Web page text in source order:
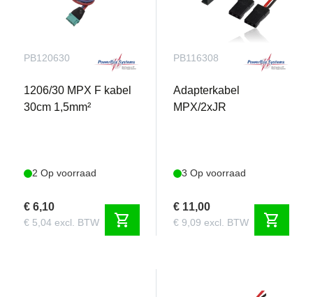
PB120630
1206/30 MPX F kabel
30cm 1,5mm²
2 Op voorraad
€ 6,10
€ 5,04 excl. BTW shopping_cart
PB116308
Adapterkabel
MPX/2xJR
3 Op voorraad
€ 11,00
€ 9,09 excl. BTW shopping_cart